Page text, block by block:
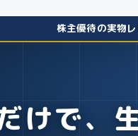
株主優待の実物
けで、